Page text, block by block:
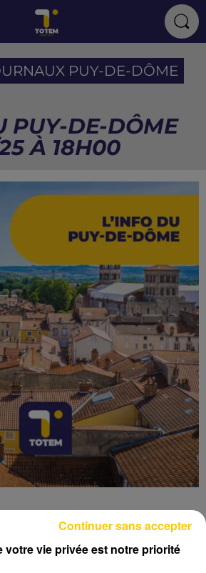
PUY-DE-DÔME
PUY-DE-DÔME
À 18H00
votre vie privée est notre priorité
Continuer sans accepter